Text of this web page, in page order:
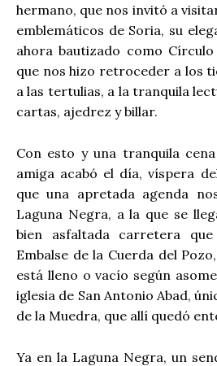
hermano, que nos invitó a
emblemáticos de Soria, su
ahora bautizado como
que nos hizo retroceder a los
a las tertulias, a la tranquila
cartas, ajedrez y billar.
Con esto y una tranquila
amiga acabó el día, víspera
que una apretada agenda
Laguna Negra, a la que se
bien asfaltada carretera
Embalse de la Cuerda del
está lleno o vacío según
iglesia de San Antonio Abad,
de la Muedra, que allí quedó
Ya en la Laguna Negra, un